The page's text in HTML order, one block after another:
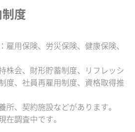
度
雇用保険、労災保険、健康保険、
株会、財形貯蓄制度、リフレッシ
度、社員再雇用制度、資格取得推
所、契約施設などがあります。
在調査中です。